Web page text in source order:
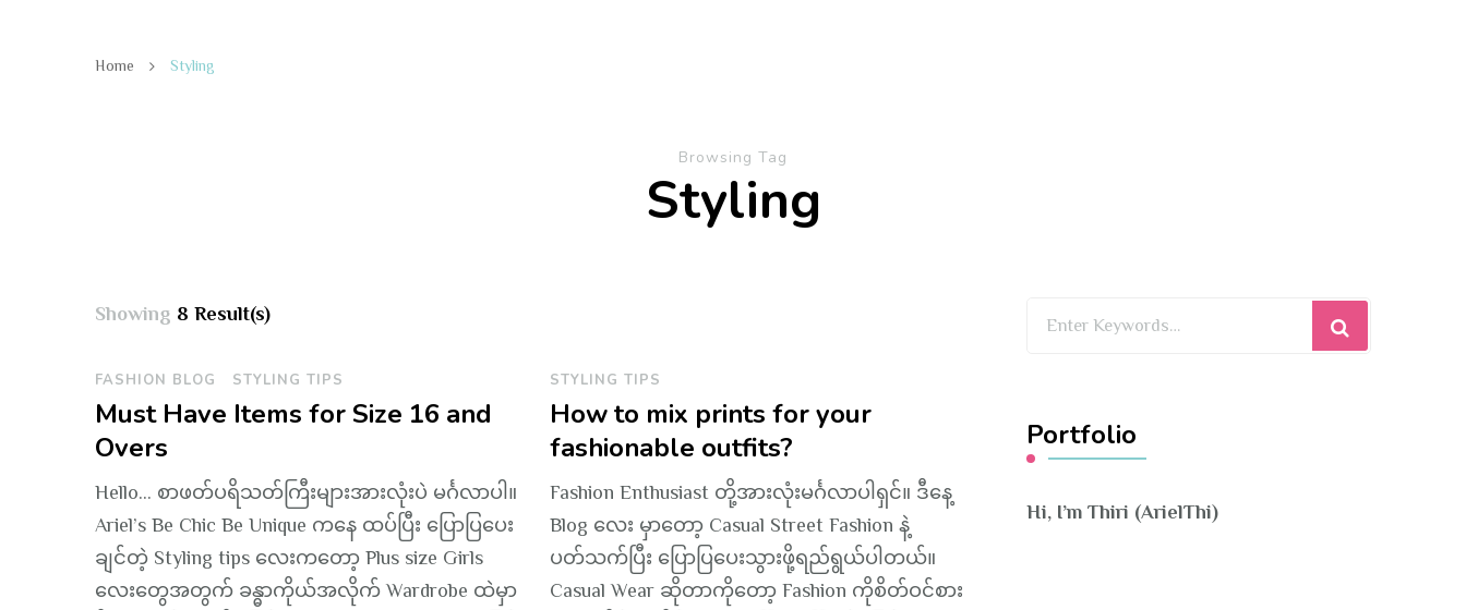
Home Styling
Browsing Tag
Styling
Showing 8 Result(s)
FASHION BLOG STYLING TIPS
Must Have Items for Size 16 and
Overs
Hello… စာဖတ်ပရိသတ်ကြီးများအားလုံးပဲ မင်္ဂလာပါ။
Ariel’s Be Chic Be Unique ကနေ ထပ်ပြီး ပြောပြပေး
ချင်တဲ့ Styling tips လေးကတော့ Plus size Girls
လေးတွေအတွက် ခန္ဓာကိုယ်အလိုက် Wardrobe ထဲမှာ
STYLING TIPS
How to mix prints for your
fashionable outfits?
Fashion Enthusiast တို့အားလုံးမင်္ဂလာပါရှင်။ ဒီနေ့
Blog လေး မှာတော့ Casual Street Fashion နဲ့
ပတ်သက်ပြီး ပြောပြပေးသွားဖို့ရည်ရွယ်ပါတယ်။
Casual Wear ဆိုတာကိုတော့ Fashion ကိုစိတ်ဝင်စား
Portfolio
Hi, I’m Thiri (ArielThi)